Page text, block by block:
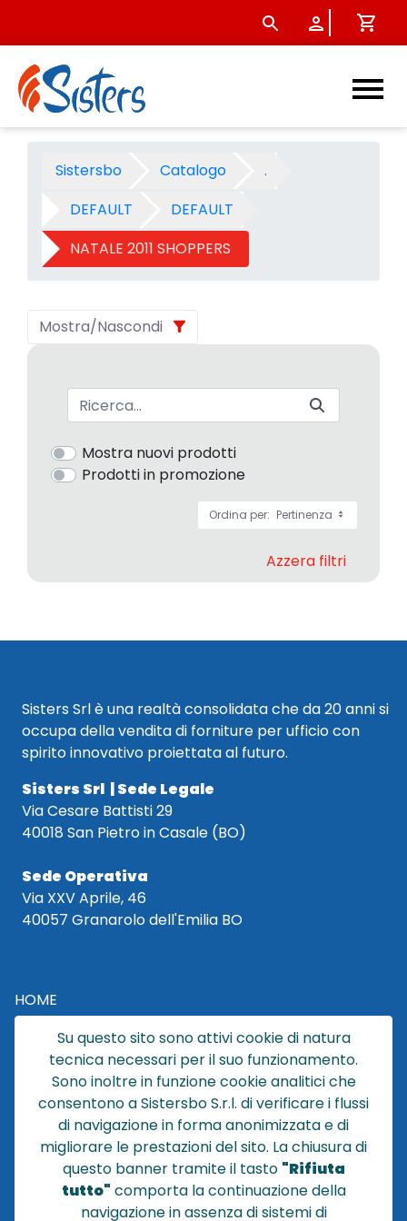
NATALE 2011 SHOPPERS -
Sistersbo Catalogo
.
DEFAULT
DEFAULT
NATALE 2011 SHOPPERS
Mostra/Nascondi
Barra di ricerca
Mostra nuovi prodotti
Prodotti in promozione
Ordina per: Pertinenza
Azzera filtri
Sisters Srl è una realtà consolidata che da 20 anni si
occupa della vendita di forniture per ufficio con
spirito innovativo proiettata al futuro.
Sisters Srl | Sede Legale
Via Cesare Battisti 29
40018 San Pietro in Casale (BO)
Sede Operativa
Via XXV Aprile, 46
40057 Granarolo dell'Emilia BO
HOME
CATALOGO
CHI SIAMO
NEWS
CONTATTACI
CONDIZIONI DI VENDITA
POLICY PRIVACY
NOTE LEGALI
Su questo sito sono attivi cookie di natura
tecnica necessari per il suo funzionamento.
Sono inoltre in funzione cookie analitici che
consentono a Sistersbo S.r.l. di verificare i flussi
di navigazione in forma anonimizzata e di
migliorare le prestazioni del sito. La chiusura di
questo banner tramite il tasto "Rifiuta
tutto" comporta la continuazione della
navigazione in assenza di sistemi di